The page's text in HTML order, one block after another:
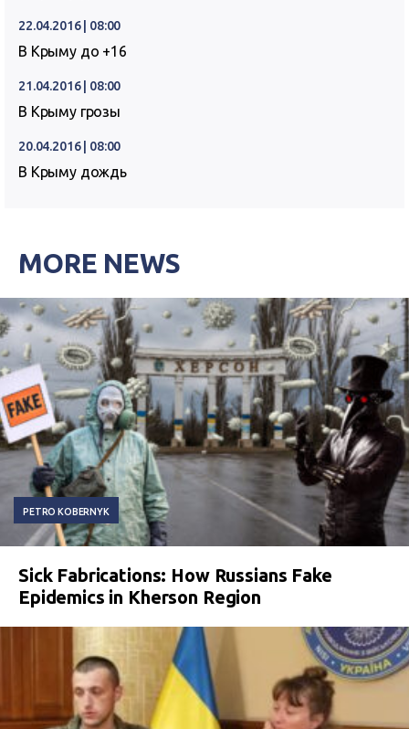
22.04.2016 | 08:00
В Крыму до +16
21.04.2016 | 08:00
В Крыму грозы
20.04.2016 | 08:00
В Крыму дождь
MORE NEWS
PETRO KOBERNYK
Sick Fabrications: How Russians Fake
Epidemics in Kherson Region